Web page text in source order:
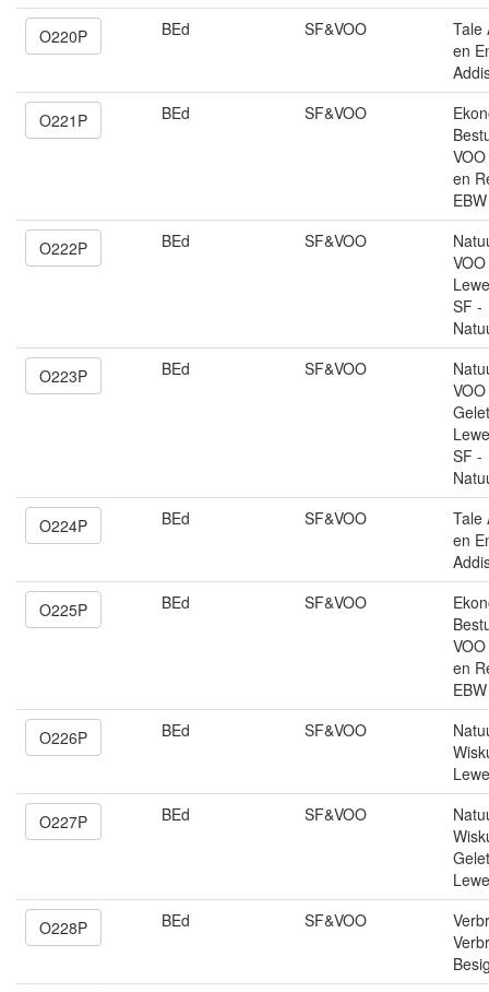
O220P BEd SF&VOO
Tale
en
O221P BEd SF&VOO
en
EBW
O222P BEd SF&VOO
SF -
O223P BEd SF&VOO
SF -
O224P BEd SF&VOO
Tale
en
O225P BEd SF&VOO
en
EBW
O226P BEd SF&VOO
O227P BEd SF&VOO
O228P BEd SF&VOO